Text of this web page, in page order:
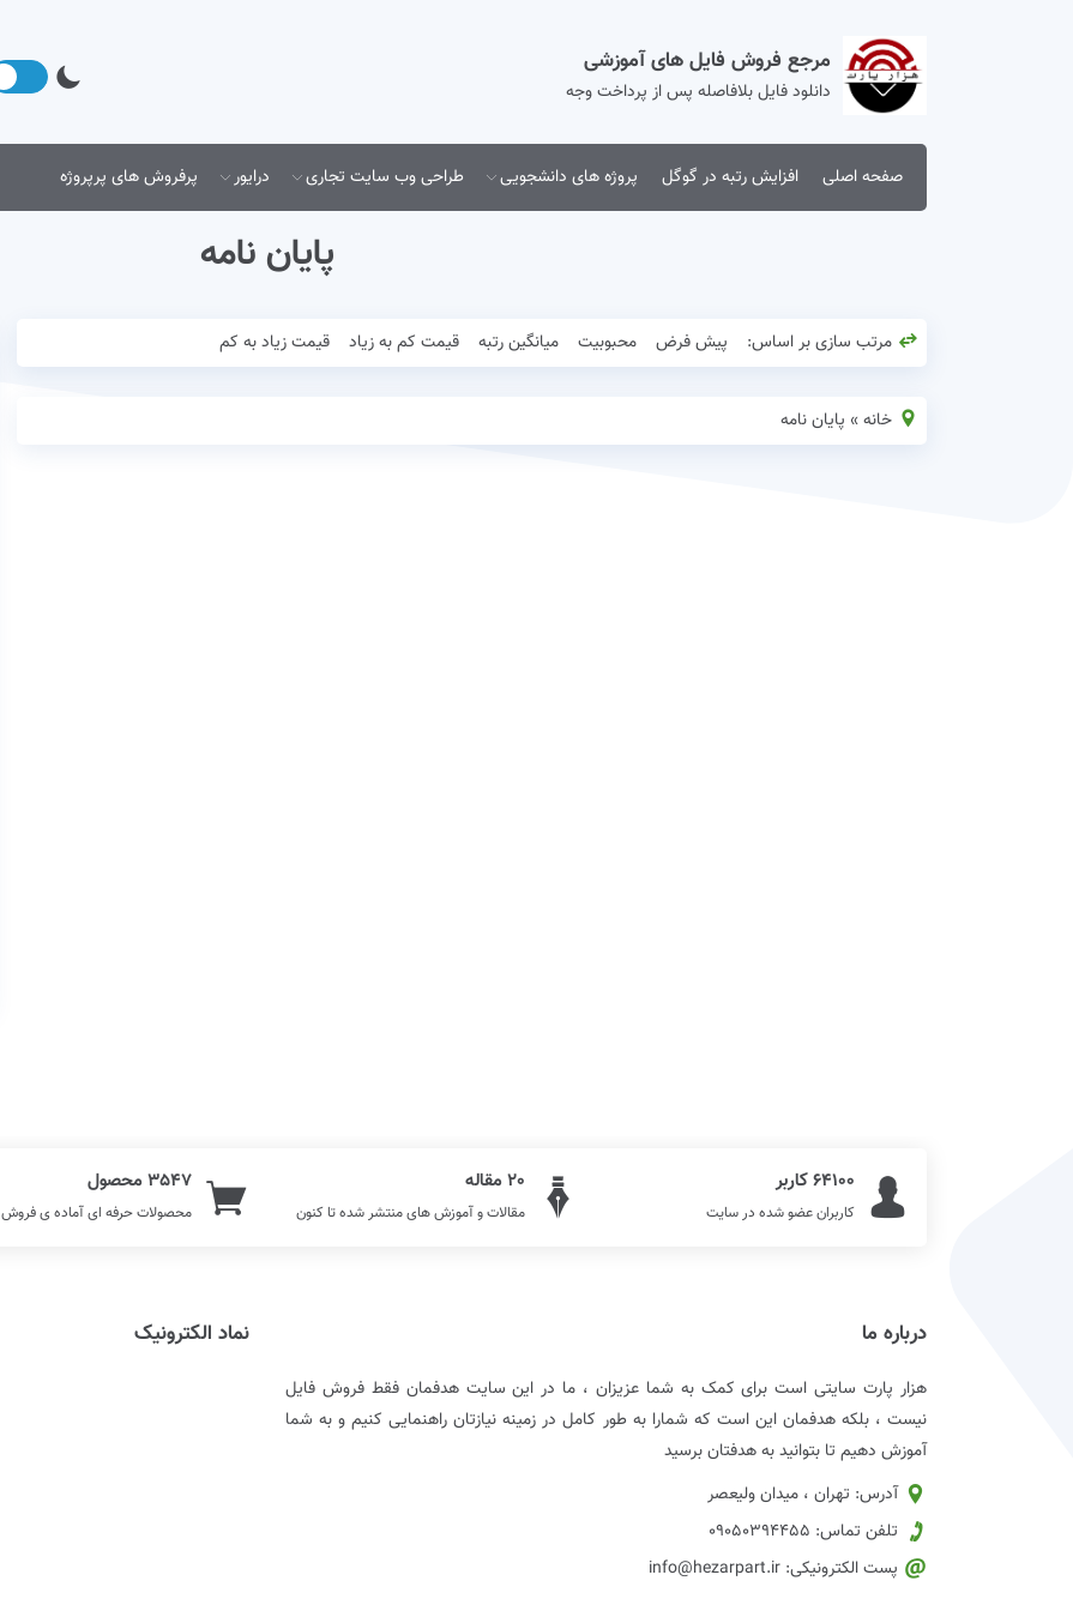
مرجع فروش فایل های آموزشی
دانلود فایل بلافاصله پس از پرداخت وجه
صفحه اصلی افزایش رتبه در گوگل پروژه های دانشجویی طراحی وب سایت تجاری درایور پرفروش های پرپروژه
پایان نامه
مرتب سازی بر اساس: پیش فرض محبوبیت میانگین رتبه قیمت کم به زیاد قیمت زیاد به کم
خانه» پایان نامه
64100 کاربر
کاربران عضو شده در سایت
20 مقاله
مقالات و آموزش های منتشر شده تا کنون
3547 محصول
محصولات حرفه ای آماده ی فروش
درباره ما
هزار پارت سایتی است برای کمک به شما عزیزان ، ما در این سایت هدفمان فقط فروش فایل
نیست ، بلکه هدفمان این است که شمارا به طور کامل در زمینه نیازتان راهنمایی کنیم و به شما
آموزش دهیم تا بتوانید به هدفتان برسید
آدرس: تهران ، میدان ولیعصر
تلفن تماس: 09050394455
پست الکترونیکی: info@hezarpart.ir
نماد الکترونیک